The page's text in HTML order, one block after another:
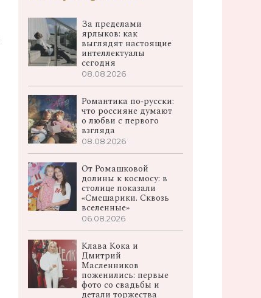
За пределами
ярлыков: как
выглядят настоящие
интеллектуалы
сегодня
08.08.2026
Романтика по‑русски:
что россияне думают
о любви с первого
взгляда
08.08.2026
От Ромашковой
долины к космосу: в
столице показали
«Смешарики. Сквозь
вселенные»
06.08.2026
Клава Кока и
Дмитрий
Масленников
поженились: первые
фото со свадьбы и
детали торжества